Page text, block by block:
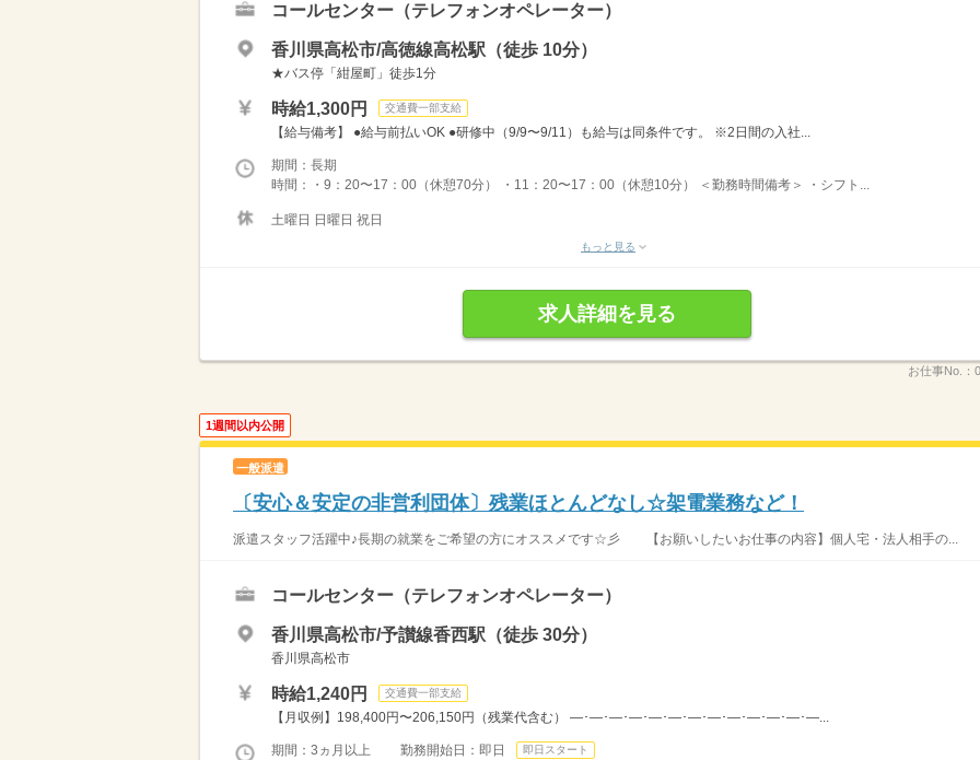
コールセンター（テレフォンオペレーター）
香川県高松市/高徳線高松駅（徒歩 10分）
★バス停「紺屋町」徒歩1分
時給1,300円 交通費一部支給
【給与備考】 ●給与前払いOK ●研修中（9/9〜9/11）も給与は同条件です。 ※2日間の入社...
期間：長期
時間：・9：20〜17：00（休憩70分） ・11：20〜17：00（休憩10分） ＜勤務時間備考＞ ・シフト...
土曜日 日曜日 祝日
もっと見る
求人詳細を見る
お仕事No.：
1週間以内公開
一般派遣
〔安心＆安定の非営利団体〕残業ほとんどなし☆架電業務など！
派遣スタッフ活躍中♪長期の就業をご希望の方にオススメです☆彡 【お願いしたいお仕事の内容】個人宅・法人相手の...
コールセンター（テレフォンオペレーター）
香川県高松市/予讃線香西駅（徒歩 30分）
香川県高松市
時給1,240円 交通費一部支給
【月収例】198,400円〜206,150円（残業代含む） ―･―･―･―･―･―･―･―･―･―･―･―･―...
期間：3ヵ月以上 勤務開始日：即日 即日スタート